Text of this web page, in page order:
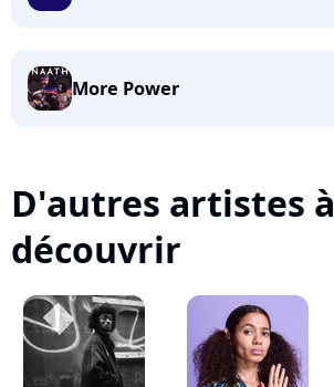
More Power
D'autres artistes à
découvrir